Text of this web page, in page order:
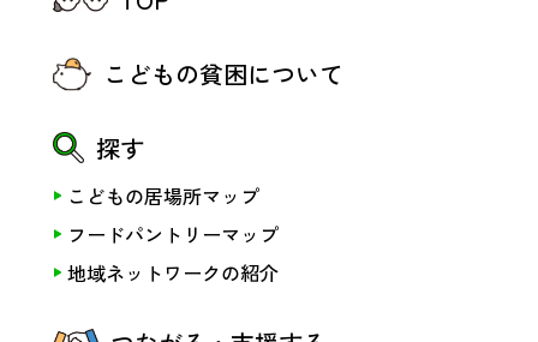
こどもの貧困について
探す
こどもの居場所マップ
フードパントリーマップ
地域ネットワークの紹介